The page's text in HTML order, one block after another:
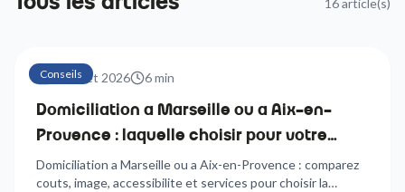
16article(s)
Conseils
24 juillet 2026 6min
Domiciliation a Marseille ou a Aix-en-
Provence : laquelle choisir pour votre
entreprise ?
Domiciliation a Marseille ou a Aix-en-Provence : comparez
couts, image, accessibilite et services pour choisir la